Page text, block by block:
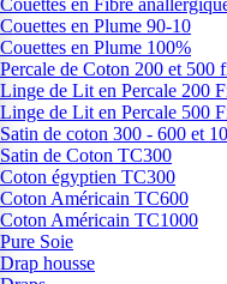
Couettes en Fibre
Couettes en Plume 90-10
Couettes en Plume 100%
Percale de Coton 200 et 500
Linge de Lit en Percale 200
Linge de Lit en Percale 500
Satin de coton 300 - 600 et
Satin de Coton TC300
Coton égyptien TC300
Coton Américain TC600
Coton Américain TC1000
Pure Soie
Drap housse